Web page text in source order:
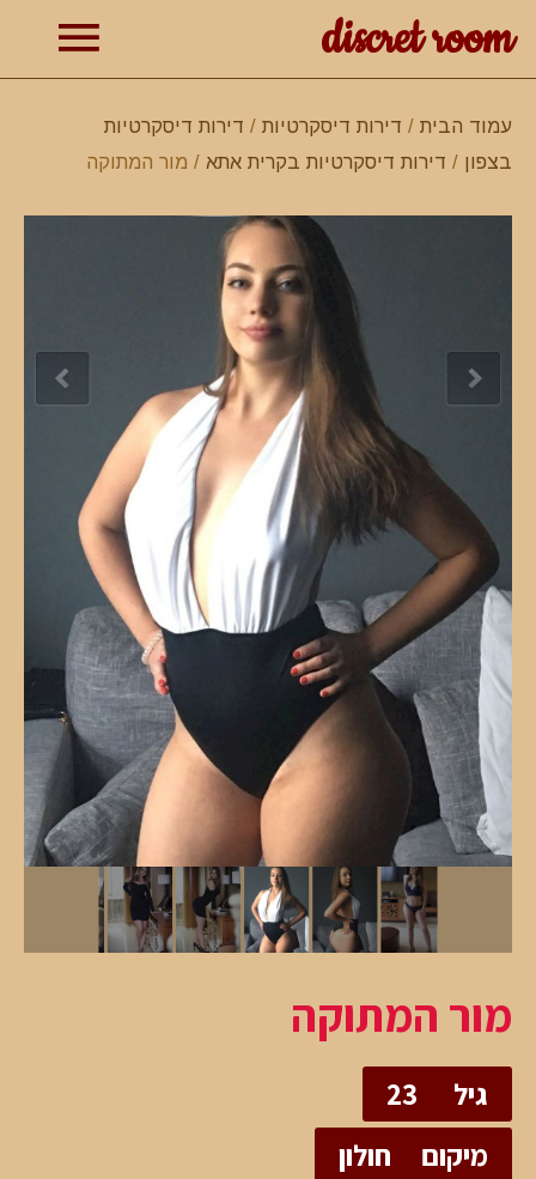
discret room
עמוד הבית / דירות דיסקרטיות / דירות דיסקרטיות
בצפון / דירות דיסקרטיות בקרית אתא / מור המתוקה
מור המתוקה
גיל
23
מיקום
חולון